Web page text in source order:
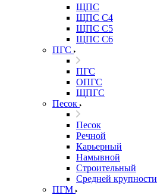
ЩПС
ЩПС С4
ЩПС С5
ЩПС С6
ПГС
ПГС
ОПГС
ЩПГС
Песок
Песок
Речной
Карьерный
Намывной
Строительный
Средней крупности
ПГМ